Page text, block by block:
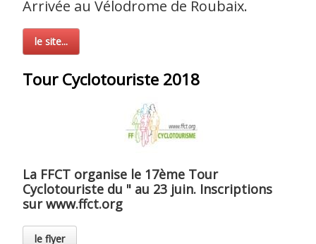
Arrivée au Vélodrome de Roubaix.
le site...
Tour Cyclotouriste 2018
La FFCT organise le 17ème Tour
Cyclotouriste du " au 23 juin. Inscriptions
sur www.ffct.org
le flyer